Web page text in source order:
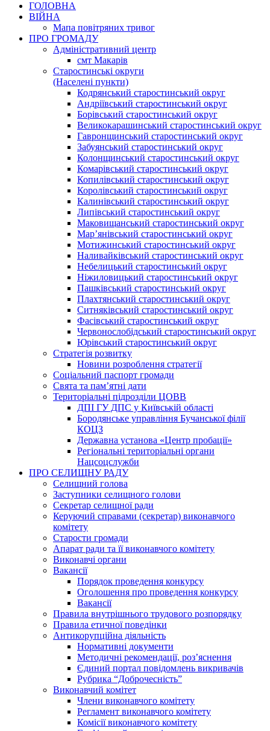
ГОЛОВНА
ВІЙНА
Мапа повітряних тривог
ПРО ГРОМАДУ
Aдміністративний центр
смт Макарів
Старостинські округи
(Населені пункти)
Кодрянський старостинський округ
Андріївський старостинський округ
Борівський старостинський округ
Великокарашинський старостинський округ
Гавронщинський старостинський округ
Забуянський старостинський округ
Колонщинський старостинський округ
Комарівський старостинський округ
Копилівський старостинський округ
Королівський старостинський округ
Калинівський старостинський округ
Липівський старостинський округ
Маковищанський старостинський округ
Мар’янівський старостинський округ
Мотижинський старостинський округ
Наливайківський старостинський округ
Небелицький старостинський округ
Ніжиловицький старостинський округ
Пашківський старостинський округ
Плахтянський старостинський округ
Ситняківський старостинський округ
Фасівський старостинський округ
Червонослобідський старостинський округ
Юрівський старостинський округ
Стратегія розвитку
Новини розроблення стратегії
Соціальний паспорт громади
Свята та пам’ятні дати
Територіальні підрозділи ЦОВВ
ДПІ ГУ ДПС у Київській області
Бородянське управління Бучанської філії
КОЦЗ
Державна установа «Центр пробації»
Регіональні територіальні органи
Нацсоцслужби
ПРО СЕЛИЩНУ РАДУ
Селищний голова
Заступники селищного голови
Секретар селищної ради
Керуючий справами (секретар) виконавчого
комітету
Старости громади
Апарат ради та її виконавчого комітету
Виконавчі органи
Вакансії
Порядок проведення конкурсу
Оголошення про проведення конкурсу
Вакансії
Правила внутрішнього трудового розпорядку
Правила етичної поведінки
Антикорупційна діяльність
Нормативні документи
Методичні рекомендації, роз’яснення
Єдиний портал повідомлень викривачів
Рубрика “Доброчесність”
Виконавчий комітет
Члени виконавчого комітету
Регламент виконавчого комітету
Комісії виконавчого комітету